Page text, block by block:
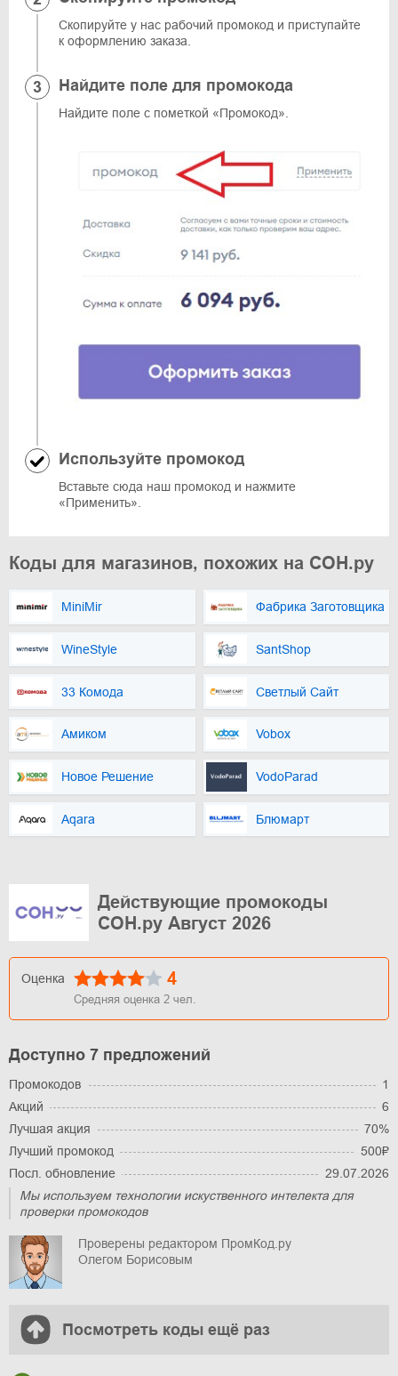
Скопируйте у нас рабочий промокод и приступайте
к оформлению заказа.
Найдите поле для промокода
Найдите поле с пометкой «Промокод».
Используйте промокод
Вставьте сюда наш промокод и нажмите
«Применить».
Коды для магазинов, похожих на СОН.ру
MiniMir Фабрика Заготовщика
WineStyle SantShop
33 Комода Светлый Сайт
Амиком Vobox
Новое Решение VodoParad
Aqara Блюмарт
Действующие промокоды
СОН.ру Август 2026
Оценка 4
Средняя оценка 2 чел.
Доступно 7 предложений
Промокодов
1
Акций
6
Лучшая акция
70%
Лучший промокод
500₽
Посл. обновление
29.07.2026
Мы используем технологии искуственного интелекта для
проверки промокодов
Проверены редактором ПромКод.ру
Олегом Борисовым
Посмотреть коды ещё раз